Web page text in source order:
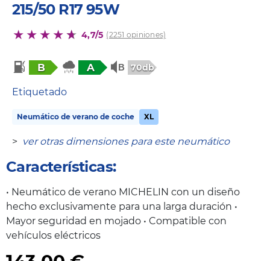
215/50 R17 95W
4,7/5 (2251 opiniones)
B A 70db
Etiquetado
Neumático de verano de coche XL
> ver otras dimensiones para este neumático
Características:
• Neumático de verano MICHELIN con un diseño
hecho exclusivamente para una larga duración •
Mayor seguridad en mojado • Compatible con
vehículos eléctricos